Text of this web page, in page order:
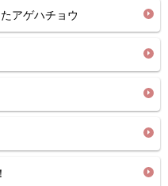
アゲハチョウ